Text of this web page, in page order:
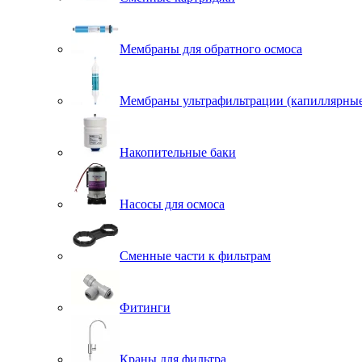
Мембраны для обратного осмоса
Мембраны ультрафильтрации
Накопительные баки
Насосы для осмоса
Сменные части к фильтрам
Фитинги
Краны для фильтра